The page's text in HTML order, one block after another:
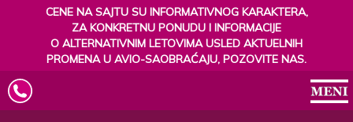
CENE NA SAJTU SU INFORMATIVNOG KARAKTERA,
ZA KONKRETNU PONUDU I INFORMACIJE
O ALTERNATIVNIM LETOVIMA USLED AKTUELNIH
PROMENA U AVIO-SAOBRAĆAJU, POZOVITE NAS.